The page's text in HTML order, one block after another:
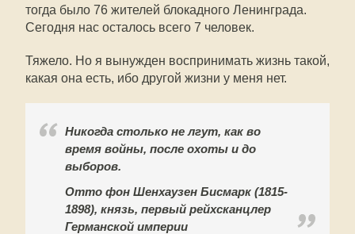
тогда было 76 жителей блокадного Ленинграда.
Сегодня нас осталось всего 7 человек.
Тяжело. Но я вынужден воспринимать жизнь такой,
какая она есть, ибо другой жизни у меня нет.
Никогда столько не лгут, как во
время войны, после охоты и до
выборов.
Отто фон Шенхаузен Бисмарк (1815-
1898), князь, первый рейхсканцлер
Германской империи